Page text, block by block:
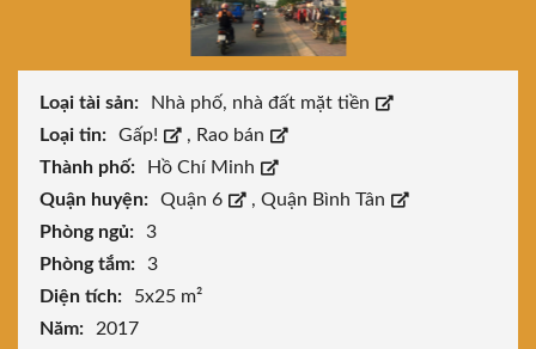
Loại tài sản:
Nhà phố, nhà đất mặt tiền
Loại tin:
Gấp! , Rao bán
Thành phố:
Hồ Chí Minh
Quận huyện:
Quận 6 , Quận Bình Tân
Phòng ngủ:
3
Phòng tắm:
3
Diện tích:
5x25 m²
Năm:
2017